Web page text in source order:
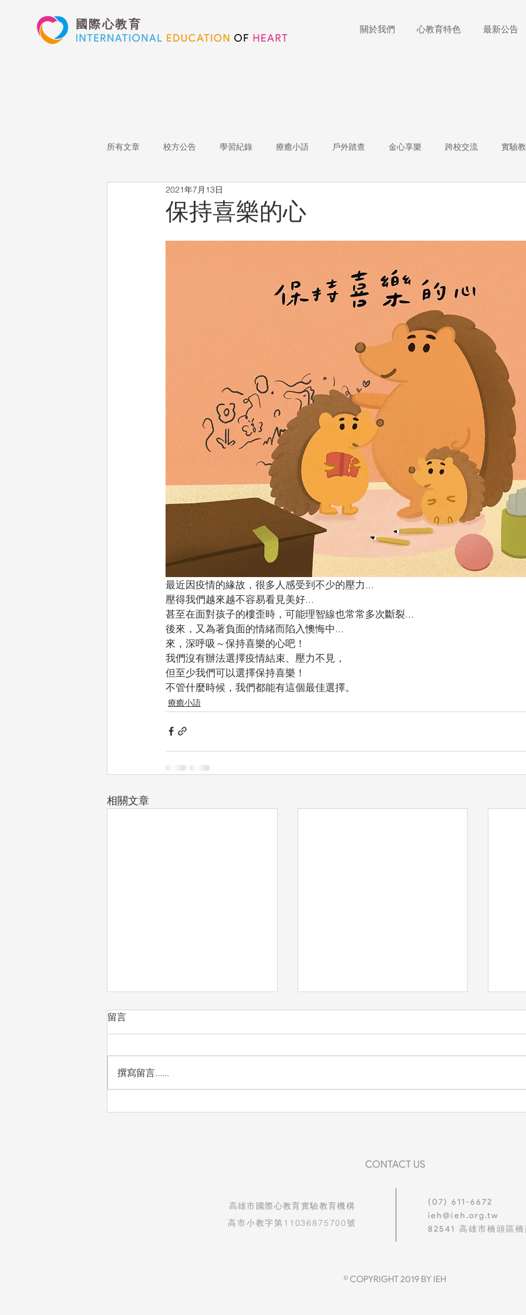
國際心教育 關於我們 心教育特色 最新公告
所有文章 校方公告 學習紀錄 療癒小語 戶外踏查 金心享樂 跨校交流 實驗
表演藝術
心文藝競賽 國際教育 Star of the Week 教師增能
保持喜樂的心
2021年7月13日
最近因疫情的緣故，很多人感受到不少的壓力...
壓得我們越來越不容易看見美好...
甚至在面對孩子的樓歪時，可能理智線也常常多次斷裂...
後來，又為著負面的情緒而陷入懊悔中...
來，深呼吸～保持喜樂的心吧！
我們沒有辦法選擇疫情結束、壓力不見，
但至少我們可以選擇保持喜樂！
不管什麼時候，我們都能有這個最佳選擇。
療癒小語
相關文章
愛惜
一家
留言
撰寫留言......
CONTACT US
​高雄市國際心教育實驗教育機構
高市小教字第11036875700號
(07) 611-6672
ieh@ieh.org.tw
82541
高雄市橋頭區
© COPYRIGHT 2019 BY IEH